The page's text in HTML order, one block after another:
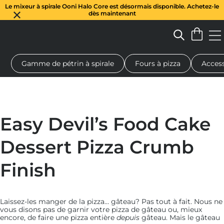
Le mixeur à spirale Ooni Halo Core est désormais disponible. Achetez-le
dès maintenant
à pizza au feu de bois Pétrin à pâte Cadeaux Planches de
Gamme de pétrin à spirale Fours à pizza
Easy Devil’s Food Cake
Dessert Pizza Crumb
Finish
Laissez-les manger de la pizza… gâteau? Pas tout à fait. Nous ne
vous disons pas de garnir votre pizza de gâteau ou, mieux
encore, de faire une pizza entière depuis gâteau. Mais le gâteau